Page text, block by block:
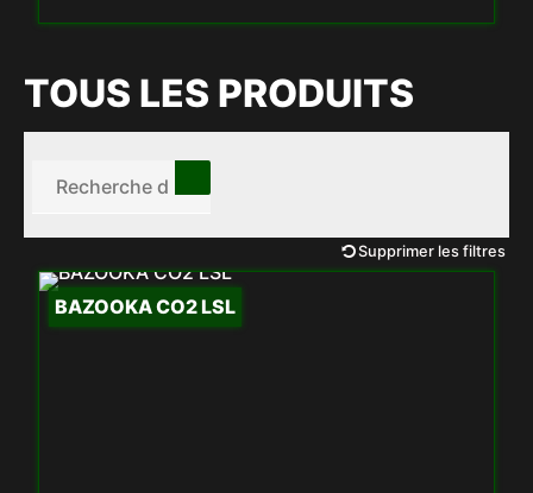
TOUS LES PRODUITS
Supprimer les filtres
BAZOOKA CO2 LSL